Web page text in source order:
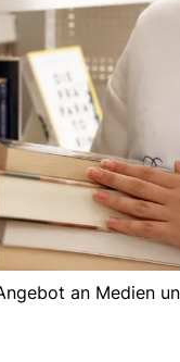
an Medien